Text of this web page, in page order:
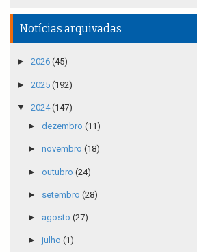
Notícias arquivadas
► 2026 (45)
► 2025 (192)
▼ 2024(147)
► dezembro (11)
► novembro (18)
► outubro (24)
► setembro (28)
► agosto (27)
► julho (1)